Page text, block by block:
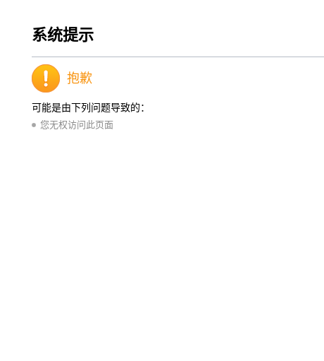
系统提示
抱歉
可能是由下列问题导致的：
您无权访问此页面